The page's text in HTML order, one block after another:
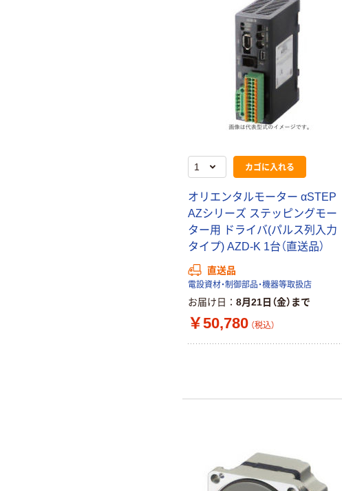
カゴに入れる
オリエンタルモーター αSTEP
AZシリーズ ステッピングモー
ター用 ドライバ(パルス列入力
タイプ) AZD-K 1台（直送品）
直送品
電設資材・制御部品・機器等取扱店
お届け日 8月21日（金）まで
￥50,780 （税込）